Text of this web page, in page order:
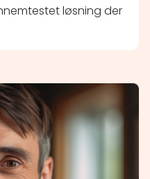
løsning der